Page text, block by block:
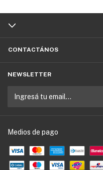
CONTACTÁNOS
NEWSLETTER
Medios de pago